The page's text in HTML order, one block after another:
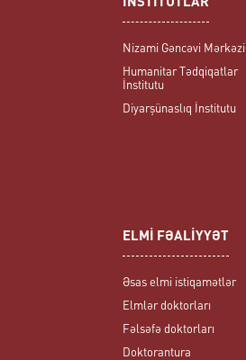
İNSTİTUTLAR
Nizami Gəncəvi Mərkəzi
Humanitar Tədqiqatlar
İnstitutu
Diyarşünaslıq İnstitutu
ELMİ FƏALİYYƏT
Əsas elmi istiqamətlər
Elmlər doktorları
Fəlsəfə doktorları
Doktorantura